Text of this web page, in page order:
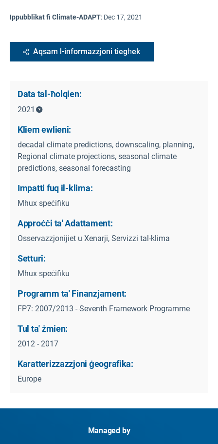
Ippubblikat fi Climate-ADAPT: Dec 17, 2021
Aqsam l-informazzjoni tiegħek
Data tal-ħolqien:
2021
Kliem ewlieni:
decadal climate predictions, downscaling, planning,
Regional climate projections, seasonal climate
predictions, seasonal forecasting
Impatti fuq il-klima:
Mhux speċifiku
Approċċi ta' Adattament:
Osservazzjonijiet u Xenarji, Servizzi tal-klima
Setturi:
Mhux speċifiku
Programm ta' Finanzjament:
FP7: 2007/2013 - Seventh Framework Programme
Tul ta' żmien:
2012 - 2017
Karatterizzazzjoni ġeografika:
Europe
Managed by